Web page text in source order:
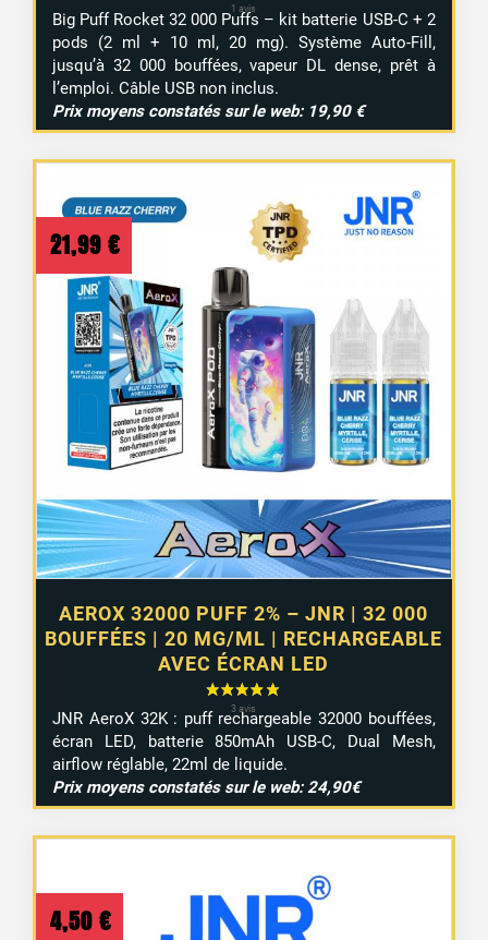
Big Puff Rocket 32 000 Puffs – kit batterie USB-C + 2
pods (2 ml + 10 ml, 20 mg). Système Auto-Fill,
jusqu’à 32 000 bouffées, vapeur DL dense, prêt à
l’emploi. Câble USB non inclus.
Prix moyens constatés sur le web: 19,90 €
AEROX 32000 PUFF 2% – JNR | 32 000
BOUFFÉES | 20 MG/ML | RECHARGEABLE
AVEC ÉCRAN LED
21,99 €
JNR AeroX 32K : puff rechargeable 32000 bouffées,
écran LED, batterie 850mAh USB-C, Dual Mesh,
airflow réglable, 22ml de liquide.
Prix moyens constatés sur le web: 24,90€
4,50 €